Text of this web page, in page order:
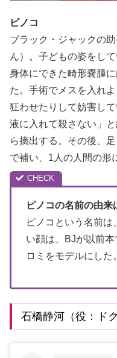
ピノコ
ブラック・ジャックの
ん）。子どもの姿をし
身体にできた畸形嚢腫
た。手術でメスを入れ
狂わせたりして妨害し
液に入れて殺さない」
ら摘出する。その後、
で補い、1人の人間の形
ピノコの名前の由来
ピノコという名前
い顔は、BJが以前本
ロミをモデルにした。
石橋静河（役：ド